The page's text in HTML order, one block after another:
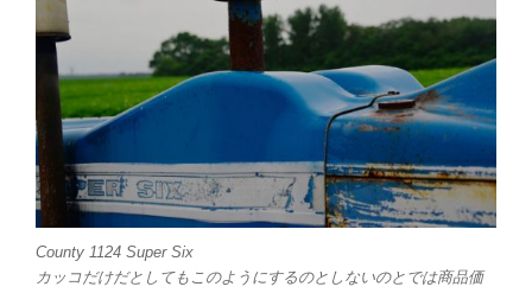
County 1124 Super Six
カッコだけだとしてもこのようにするのとしないのとでは商品価